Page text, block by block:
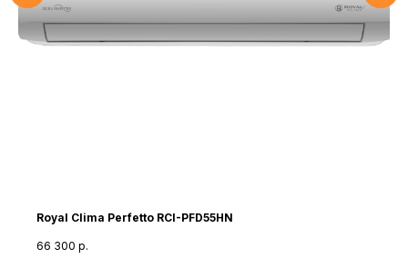
Royal Clima Perfetto RCI-PFD55HN
66 300 р.